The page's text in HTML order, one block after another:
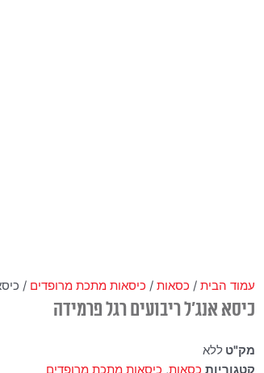
עמוד הבית / כסאות / כיסאות מתכת מרופדים /
כיסא אנג'ל ריבועים רגל פרמידה
מק"ט ללא
קטגוריות כסאות, כיסאות מתכת מרופדים